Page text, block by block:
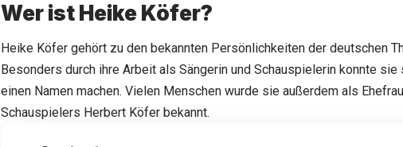
Wer ist Heike Köfer?
Heike Köfer gehört zu den bekannten Persönlichkeiten der deutschen
Besonders durch ihre Arbeit als Sängerin und Schauspielerin konnte
einen Namen machen. Vielen Menschen wurde sie außerdem als
Schauspielers Herbert Köfer bekannt.